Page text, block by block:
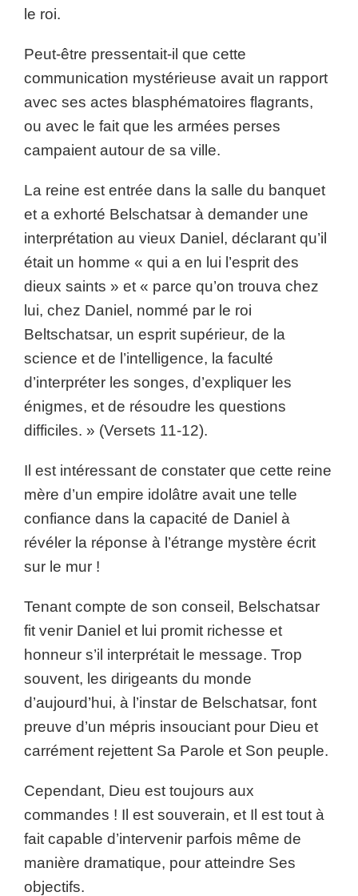
le roi.
Peut-être pressentait-il que cette
communication mystérieuse avait un rapport
avec ses actes blasphématoires flagrants,
ou avec le fait que les armées perses
campaient autour de sa ville.
La reine est entrée dans la salle du banquet
et a exhorté Belschatsar à demander une
interprétation au vieux Daniel, déclarant qu’il
était un homme « qui a en lui l’esprit des
dieux saints » et « parce qu’on trouva chez
lui, chez Daniel, nommé par le roi
Beltschatsar, un esprit supérieur, de la
science et de l’intelligence, la faculté
d’interpréter les songes, d’expliquer les
énigmes, et de résoudre les questions
difficiles. » (Versets 11-12).
Il est intéressant de constater que cette reine
mère d’un empire idolâtre avait une telle
confiance dans la capacité de Daniel à
révéler la réponse à l’étrange mystère écrit
sur le mur !
Tenant compte de son conseil, Belschatsar
fit venir Daniel et lui promit richesse et
honneur s’il interprétait le message. Trop
souvent, les dirigeants du monde
d’aujourd’hui, à l’instar de Belschatsar, font
preuve d’un mépris insouciant pour Dieu et
carrément rejettent Sa Parole et Son peuple.
Cependant, Dieu est toujours aux
commandes ! Il est souverain, et Il est tout à
fait capable d’intervenir parfois même de
manière dramatique, pour atteindre Ses
objectifs.